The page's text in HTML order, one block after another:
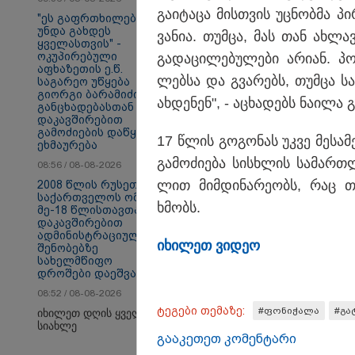
თბილისი - ანტალია
944.80 ლარიდან
Faceამბები
"ეს გაფრთხილება
უნდა გახდეს
ყველასთვის" -
ოკუპირებული
აფხაზეთის ე.წ.
საგარეო უწყება
გიორგი ბარამიძის
განცხადებასთან
დაკავშირებით
გამოძიების დაწყებას
ეხმაურება
08:56 / 08-08-2026
2008 წლის რუსეთ-
საქართველოს ომის
მე-18 წლისთავთან
დაკავშირებით
ადმინისტრაციულ
შენობებზე
სახელმწიფო
დროშები დაეშვა
08:52 / 08-08-2026
იხილეთ დღის ყველა
სიახლე
გა­ი­ტა­ცა მის­თვის
ვა­ნია. თუმ­ცა, მას თან
გა­და­ცი­ლე­ბუ­ლე­ბი არი­ან.
ლებ­სა და გვა­რებს, თუმ­ცა
ახ­დე­ნენ", - აცხა­დებს ნა­ი­ლა
17 წლის გო­გო­ნას უკვე
გა­მო­ძი­ე­ბა სის­ხლის
ლით მიმ­დი­ნა­რე­ობს, რაც
ხმობს.
იხი­ლეთ ვი­დეო
ტეგები თემაზე: #ფონიჭალა
გააკეთეთ კომენტარი